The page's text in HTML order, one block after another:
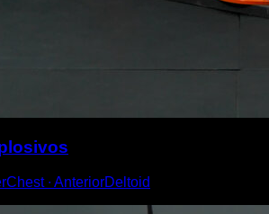
∙ AnteriorDeltoid